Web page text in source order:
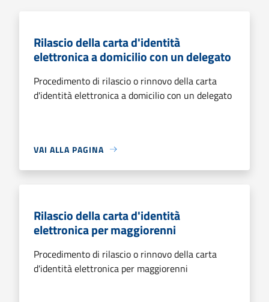
Rilascio della carta d'identità
elettronica a domicilio con un delegato
Procedimento di rilascio o rinnovo della carta
d'identità elettronica a domicilio con un delegato
VAI ALLA PAGINA
Rilascio della carta d'identità
elettronica per maggiorenni
Procedimento di rilascio o rinnovo della carta
d'identità elettronica per maggiorenni